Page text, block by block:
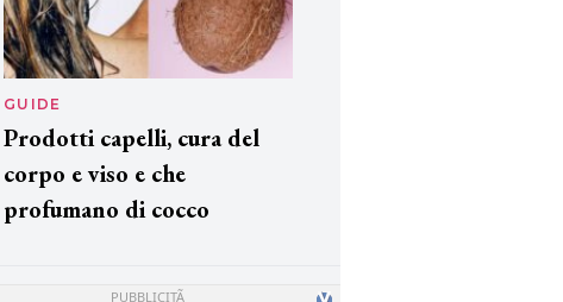
GUIDE
Prodotti capelli, cura del
corpo e viso e che
profumano di cocco